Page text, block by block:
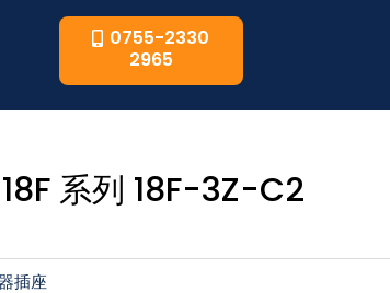
0755-2330
2965
系列 18F-3Z-C2
插座